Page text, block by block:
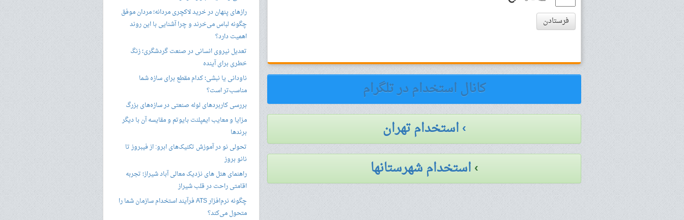
فرستادن
کانال استخدام در تلگرام
› استخدام تهران
›استخدام شهرستانها
رازهای پنهان در خرید لاکچری مردانه؛ مردان موفق
چگونه لباس می‌خرند و چرا آشنایی با این روند
اهمیت دارد؟
تعدیل نیروی انسانی در صنعت گردشگری؛ زنگ
خطری برای آینده
ناودانی یا نبشی؛ کدام مقطع برای سازه شما
مناسب‌تر است؟
بررسی کاربردهای لوله صنعتی در سازه‌های بزرگ
مزایا و معایب ایمپلنت بایوتم و مقایسه آن با دیگر
برندها
تحولی نو در آموزش تکنیک‌های ابرو: از فیبروز تا
نانو بروز
راهنمای هتل های نزدیک معالی آباد شیراز؛ تجربه
اقامتی راحت در قلب شیراز
چگونه نرم‌افزار ATS فرآیند استخدام سازمان شما را
متحول می‌کند؟